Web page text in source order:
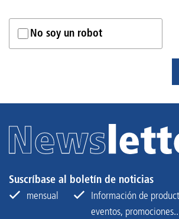
No soy un robot
Suscríbase al boletín de noticias
mensual
Información de
eventos,